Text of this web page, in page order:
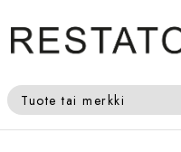
Tuote tai merkki